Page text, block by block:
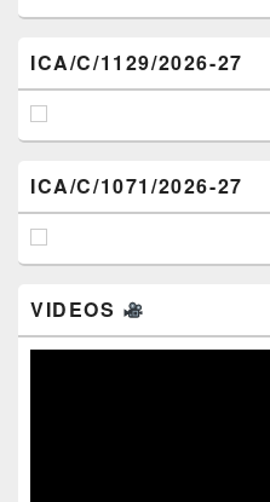
ICA/C/1129/2026-27
ICA/C/1071/2026-27
VIDEOS